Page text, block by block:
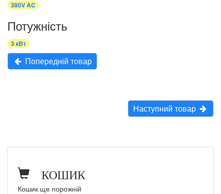
380V AC
Потужність
3 кВт
Попередній товар
Наступний товар
КОШИК
Кошик ще порожній